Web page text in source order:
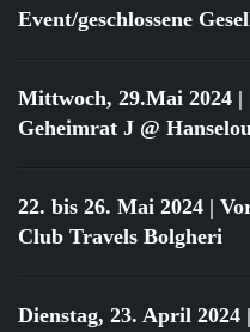
Event/geschlossene
Mittwoch, 29.Mai 2024 |
Geheimrat J @
22. bis 26. Mai 2024 |
Club Travels Bolgheri
Dienstag, 23. April 2024